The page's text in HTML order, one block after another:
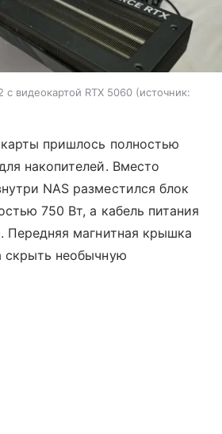
с видеокартой RTX 5060
источник:
пришлось полностью
накопителей. Вместо
NAS разместился блок
750 Вт, а кабель питания
Передняя магнитная крышка
скрыть необычную